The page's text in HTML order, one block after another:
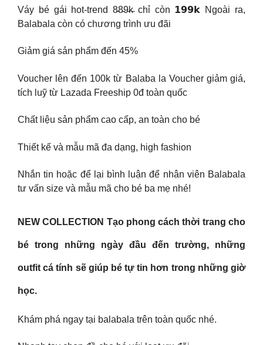
Váy bé gái hot-trend 8̵8̵9̵k̵ chỉ còn 𝟭𝟵𝟵𝗸 Ngoài ra,
Balabala còn có chương trình ưu đãi
Giảm giá sản phẩm đến 45%
Voucher lên đến 100k từ Balaba la Voucher giảm giá,
tích luỹ từ Lazada Freeship 0đ toàn quốc
Chất liệu sản phẩm cao cấp, an toàn cho bé
Thiết kế và mẫu mã đa dạng, high fashion
Nhắn tin hoặc để lại bình luận để nhân viên Balabala
tư vấn size và mẫu mã cho bé ba mẹ nhé!
️NEW COLLECTION Tạo phong cách thời trang cho
bé trong những ngày đầu đến trường, những
outfit cá tính sẽ giúp bé tự tin hơn trong những giờ
học.
Khám phá ngay tại balabala trên toàn quốc nhé.